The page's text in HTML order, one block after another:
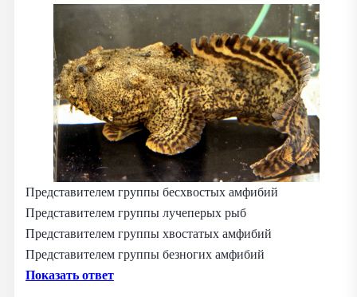
Представителем группы бесхвостых амфибий
Представителем группы лучеперых рыб
Представителем группы хвостатых амфибий
Представителем группы безногих амфибий
Показать ответ